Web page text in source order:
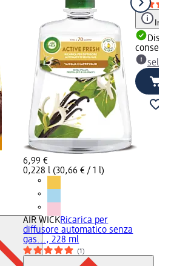
6,99 €
0,228 l (30,66 € / 1 l)
AIR WICKRicarica per
diffusore automatico senza
gas..., 228 ml
(1)